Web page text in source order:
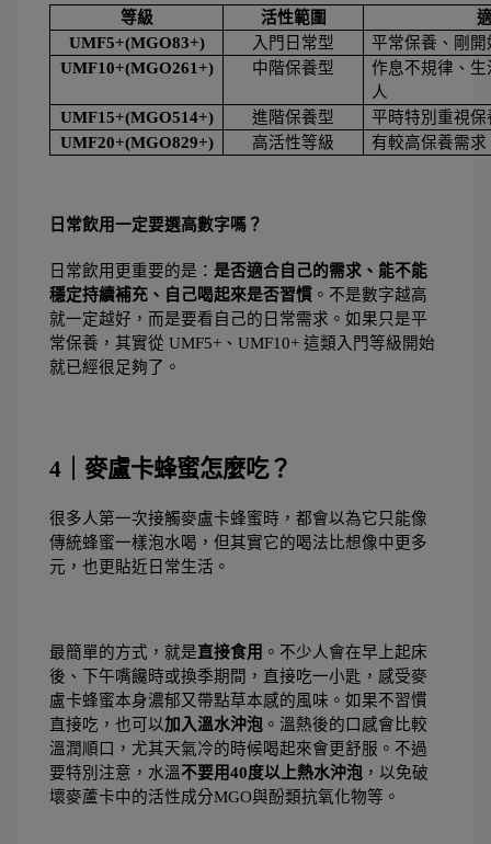
等級 活性範圍
UMF5+(MGO83+)
入門日常型
平常保養、剛
UMF10+(MGO261+)
中階保養型
作息不規律、
人
UMF15+(MGO514+)
進階保養型
平時特別重視
UMF20+(MGO829+)
高活性等級 有較高保養需
日常飲用一定要選高數字嗎？
日常飲用更重要的是： 是否適合自己的需求、能不能
穩定持續補充、自己喝起來是否習慣 。不是數字越高
就一定越好，而是要看自己的日常需求。如果只是平
常保養，其實從 UMF5+、UMF10+ 這類入門等級開始
就已經很足夠了。
4｜麥盧卡蜂蜜怎麼吃？
很多人第一次接觸麥盧卡蜂蜜時，都會以為它只能像
傳統蜂蜜一樣泡水喝，但其實它的喝法比想像中更多
元，也更貼近日常生活。
最簡單的方式，就是直接食用 。不少人會在早上起床
後、下午嘴饞時或換季期間，直接吃一小匙，感受麥
盧卡蜂蜜本身濃郁又帶點草本感的風味。如果不習慣
直接吃，也可以加入溫水沖泡 。溫熱後的口感會比較
溫潤順口，尤其天氣冷的時候喝起來會更舒服。不過
要特別注意，水溫不要用40度以上熱水沖泡 ，以免破
壞麥蘆卡中的活性成分MGO與酚類抗氧化物等。